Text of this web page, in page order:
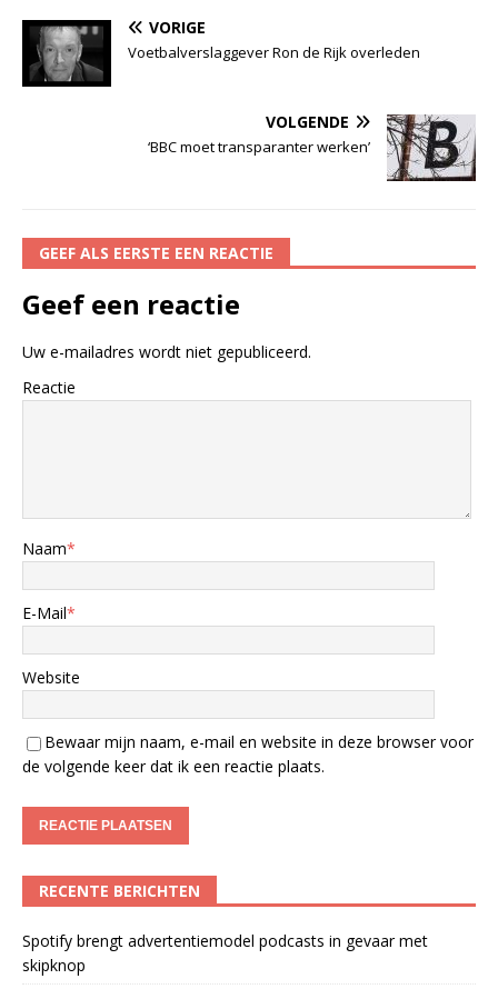
VORIGE
Voetbalverslaggever Ron de Rijk overleden
VOLGENDE
‘BBC moet transparanter werken’
GEEF ALS EERSTE EEN REACTIE
Geef een reactie
Uw e-mailadres wordt niet gepubliceerd.
Reactie
Naam*
E-Mail*
Website
Bewaar mijn naam, e-mail en website in deze browser voor
de volgende keer dat ik een reactie plaats.
RECENTE BERICHTEN
Spotify brengt advertentiemodel podcasts in gevaar met
skipknop